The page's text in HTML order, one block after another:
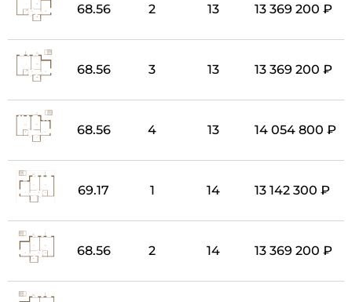
68.56 2 13 13 369 200 ₽
68.56 3 13 13 369 200 ₽
68.56 4 13 14 054 800 ₽
69.17 1 14 13 142 300 ₽
68.56 2 14 13 369 200 ₽